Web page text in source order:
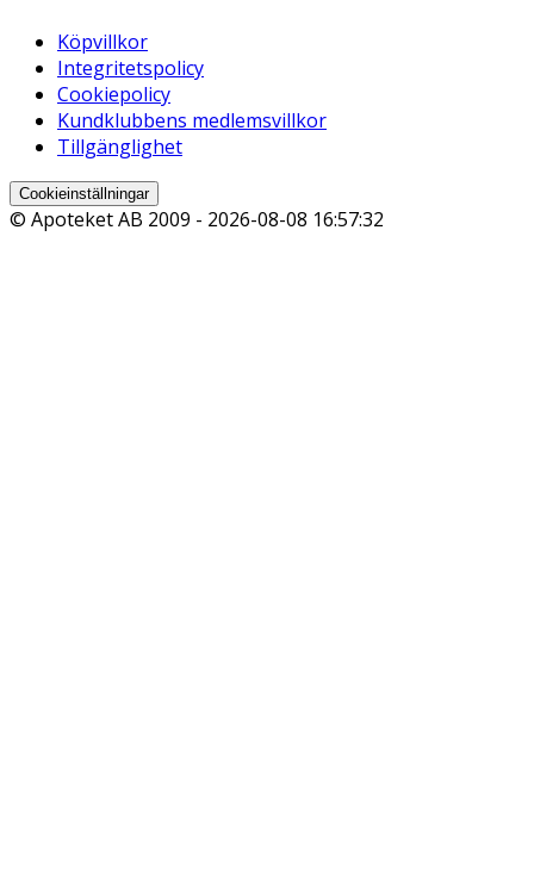
Köpvillkor
Integritetspolicy
Cookiepolicy
Kundklubbens medlemsvillkor
Tillgänglighet
Cookieinställningar
© Apoteket AB 2009 - 2026-08-08 16:57:32